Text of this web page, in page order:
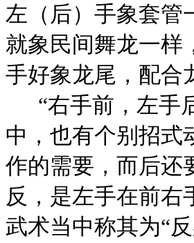
左（后）手象套管
就象民间舞龙一样
手好象龙尾，配合
“右手前，左手
中，也有个别招式
作的需要，而后还
反，是左手在前右
武术当中称其为“反